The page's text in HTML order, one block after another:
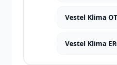
Vestel Klima
Vestel Klima